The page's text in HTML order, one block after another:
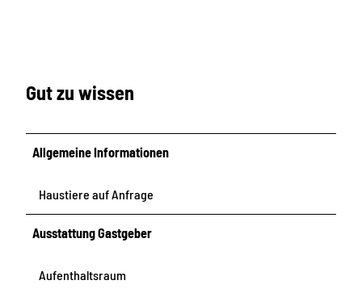
Gut zu wissen
Allgemeine Informationen
Haustiere auf Anfrage
Ausstattung Gastgeber
Aufenthaltsraum